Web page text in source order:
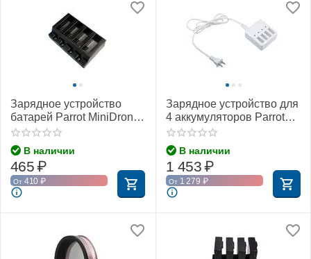
Зарядное устройство
батарей Parrot MiniDrones
(4.35V High Capacity) (YX)
В наличии
465₽
От 410 ₽
Зарядное устройство для
4 аккумуляторов Parrot
MiniDrone (YX)
В наличии
1 453₽
От 1 279 ₽